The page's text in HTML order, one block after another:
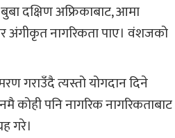
दक्षिण अफ्रिकाबाट, आमा
अंगीकृत नागरिकता पाए। वंशजको
गराउँदै त्यस्तो योगदान दिने
कोही पनि नागरिक नागरिकताबाट
गरे।